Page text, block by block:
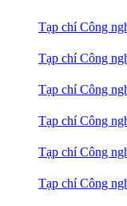
Tạp chí Công
Tạp chí Công
Tạp chí Công
Tạp chí Công
Tạp chí Công
Tạp chí Công